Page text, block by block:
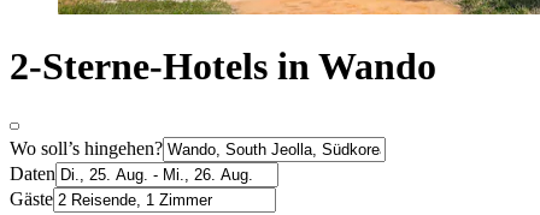
2-Sterne-Hotels in Wando
Wo soll’s hingehen?
Daten
Gäste